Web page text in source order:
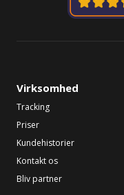
Virksomhed
Tracking
Priser
Kundehistorier
Kontakt os
Bliv partner